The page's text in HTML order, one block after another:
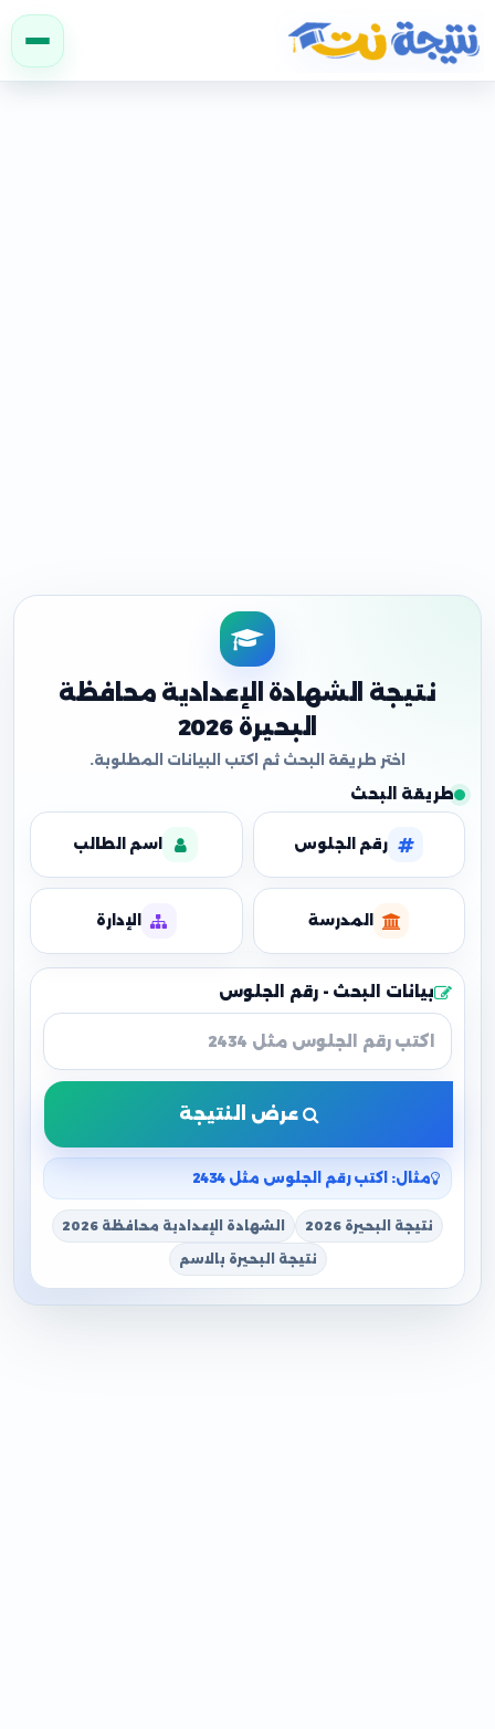
نتيجة نت
نتيجة الشهادة الإعدادية محافظة
البحيرة 2026
طريقة البحث
رقم الجلوس اسم الطالب
المدرسة الإدارة
بيانات البحث - رقم الجلوس
عرض النتيجة
مثال: اكتب رقم الجلوس مثل 2434
نتيجة البحيرة 2026 الشهادة الإعدادية محافظة 2026
نتيجة البحيرة بالاسم